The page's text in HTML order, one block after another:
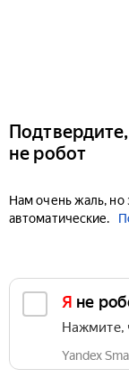
не робот
Нам очень жаль, но
автоматические.
Я не
Нажмите,
Yandex